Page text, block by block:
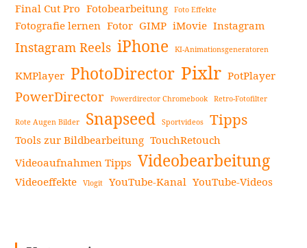
Final Cut Pro Fotobearbeitung Foto Effekte
Fotografie lernen Fotor GIMP iMovie Instagram
Instagram Reels iPhone KI-Animationsgeneratoren
KMPlayer PhotoDirector Pixlr PotPlayer
PowerDirector Powerdirector Chromebook Retro-Fotofilter
Rote Augen Bilder Snapseed Sportvideos Tipps
Tools zur Bildbearbeitung TouchRetouch
Videoaufnahmen Tipps Videobearbeitung
Videoeffekte Vlogit YouTube-Kanal YouTube-Videos